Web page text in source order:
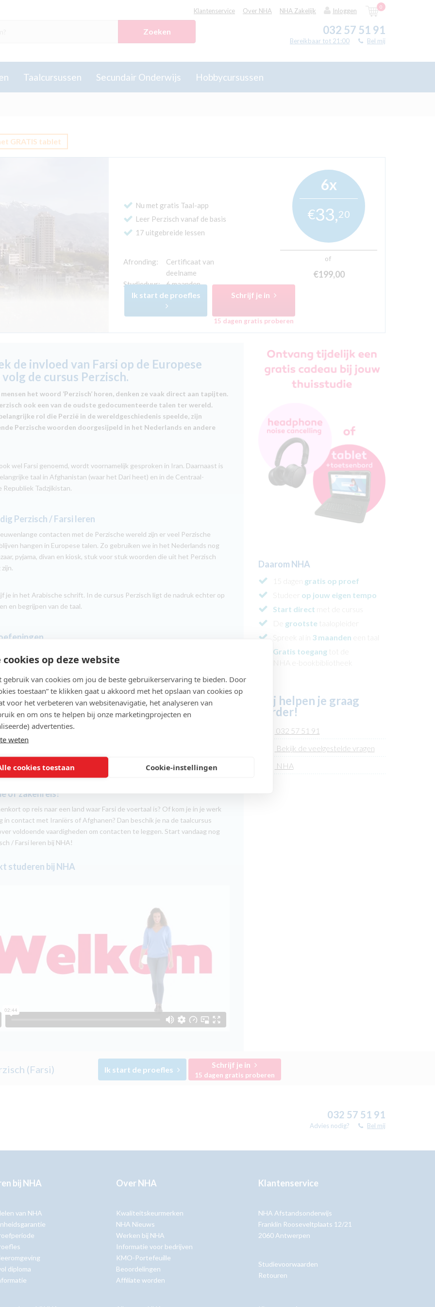
cookies op deze website
gebruik van cookies om jou de beste gebruikerservaring te bieden. Door
toestaan” te klikken gaat u akkoord met het opslaan van cookies op
voor het verbeteren van websitenavigatie, het analyseren van
en om ons te helpen bij onze marketingprojecten en
advertenties.
weten
cookies toestaan Cookie-instellingen
Klantenservice Over NHA NHA Zakelijk Inloggen
0
032 57 51 91
Bereikbaar tot 21:00 Bel mij
Zoeken
Taalcursussen Secundair Onderwijs Hobbycursussen
(Farsi) Ik start de proefles
Schrijf je in
15 dagen gratis proberen
GRATIS tablet
Nu met gratis Taal-app
Leer Perzisch vanaf de basis
17 uitgebreide lessen
Afronding:
Certificaat van
deelname
Studieduur:
6 maanden
6x
€33,20
of
€199,00
Ik start de proefles Schrijf je in
15 dagen gratis proberen
de invloed van Farsi op de Europese
de cursus Perzisch.
het woord ‘Perzisch’ horen, denken ze vaak direct aan tapijten.
ook een van de oudste gedocumenteerde talen ter wereld.
rol die Perzië in de wereldgeschiedenis speelde, zijn
Perzische woorden doorgesijpeld in het Nederlands en andere
wel Farsi genoemd, wordt voornamelijk gesproken in Iran. Daarnaast is
taal in Afghanistan (waar het Dari heet) en in de Centraal-
Republiek Tadzjikistan.
Perzisch / Farsi leren
contacten met de Perzische wereld zijn er veel Perzische
hangen in Europese talen. Zo gebruiken we in het Nederlands nog
pyjama, divan en kiosk, stuk voor stuk woorden die uit het Perzisch
je in het Arabische schrift. In de cursus Perzisch ligt de nadruk echter op
en begrijpen van de taal.
Door de slimme lesopbouw heb je al snel een uitgebreide
Perzisch leer je onder meer uitdrukkingen voor:
zoals begroetingen,
en tijd,
naar de weg,
of zakenreis?
op reis naar een land waar Farsi de voertaal is? Of kom je in je werk
in contact met Iraniërs of Afghanen? Dan beschik je na de taalcursus
voldoende vaardigheden om contacten te leggen. Start vandaag nog
/ Farsi leren bij NHA!
studeren bij NHA
Daarom NHA
15 dagen
gratis op proef
Studeer op jouw eigen tempo
Start direct met de cursus
De grootste taalopleider
Spreek al in 3 maanden een taal
Gratis toegangtot de
NHA e-bookbibliotheek
Wij helpen je graag
verder!
032 57 51 91
Bekijk de veelgestelde vragen
NHA
032 57 51 91
Advies nodig? Bel mij
bij NHA
van NHA
diploma
Over NHA
Kwaliteitskeurmerken
NHA Nieuws
Werken bij NHA
Informatie voor bedrijven
KMO-Portefeuille
Beoordelingen
Affiliate worden
Klantenservice
NHA Afstandsonderwijs
Franklin Rooseveltplaats 12/21
2060 Antwerpen
Studievoorwaarden
Retouren